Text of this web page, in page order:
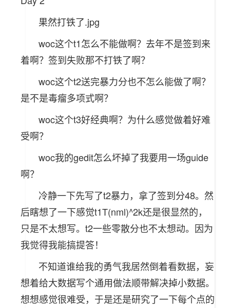
果然打铁了.jpg
woc这个t1怎么不能做啊？去年不是签到来
着啊？签到失败那不打铁了啊？
woc这个t2送完暴力分也不怎么能做了啊？
是不是毒瘤多项式啊？
woc这个t3好经典啊？为什么感觉做着好难
受啊？
woc我的gedit怎么坏掉了我要用一场guide
啊？
冷静一下先写了t2暴力，拿了签到分48。然
后瞎想了一下感觉t1T(nml)^2k还是很显然的，
只是不太想写。t2一些零散分也不太想动。因为
我觉得我能搞提答！
不知道谁给我的勇气我居然倒着看数据，妄
想着给大数据写个通用做法顺带解决掉小数据。
想想感觉很难受，于是还是研究了一下每个点的